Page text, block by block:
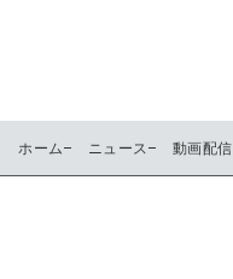
ホーム ニュース 動画配信